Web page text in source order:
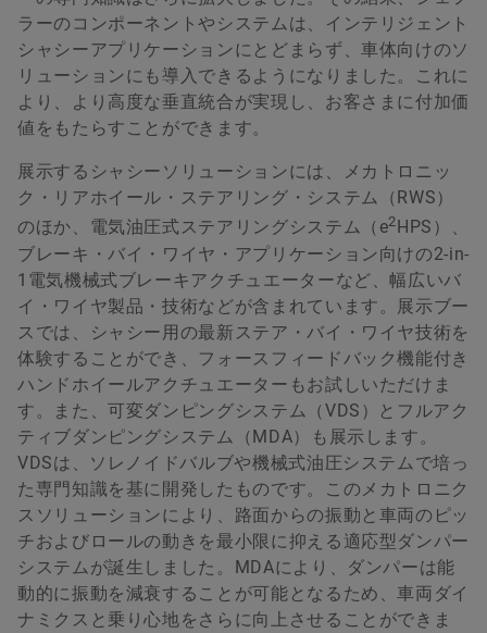
ラーのコンポーネントやシステムは、インテリジェント
シャシーアプリケーションにとどまらず、車体向けのソ
リューションにも導入できるようになりました。これに
より、より高度な垂直統合が実現し、お客さまに付加価
値をもたらすことができます。
展示するシャシーソリューションには、メカトロニッ
ク・リアホイール・ステアリング・システム（RWS）
のほか、電気油圧式ステアリングシステム（e2 HPS）、
ブレーキ・バイ・ワイヤ・アプリケーション向けの2-in-
1電気機械式ブレーキアクチュエーターなど、幅広いバ
イ・ワイヤ製品・技術などが含まれています。展示ブー
スでは、シャシー用の最新ステア・バイ・ワイヤ技術を
体験することができ、フォースフィードバック機能付き
ハンドホイールアクチュエーターもお試しいただけま
す。また、可変ダンピングシステム（VDS）とフルアク
ティブダンピングシステム（MDA）も展示します。
VDSは、ソレノイドバルブや機械式油圧システムで培っ
た専門知識を基に開発したものです。このメカトロニク
スソリューションにより、路面からの振動と車両のピッ
チおよびロールの動きを最小限に抑える適応型ダンパー
システムが誕生しました。MDAにより、ダンパーは能
動的に振動を減衰することが可能となるため、車両ダイ
ナミクスと乗り心地をさらに向上させることができま